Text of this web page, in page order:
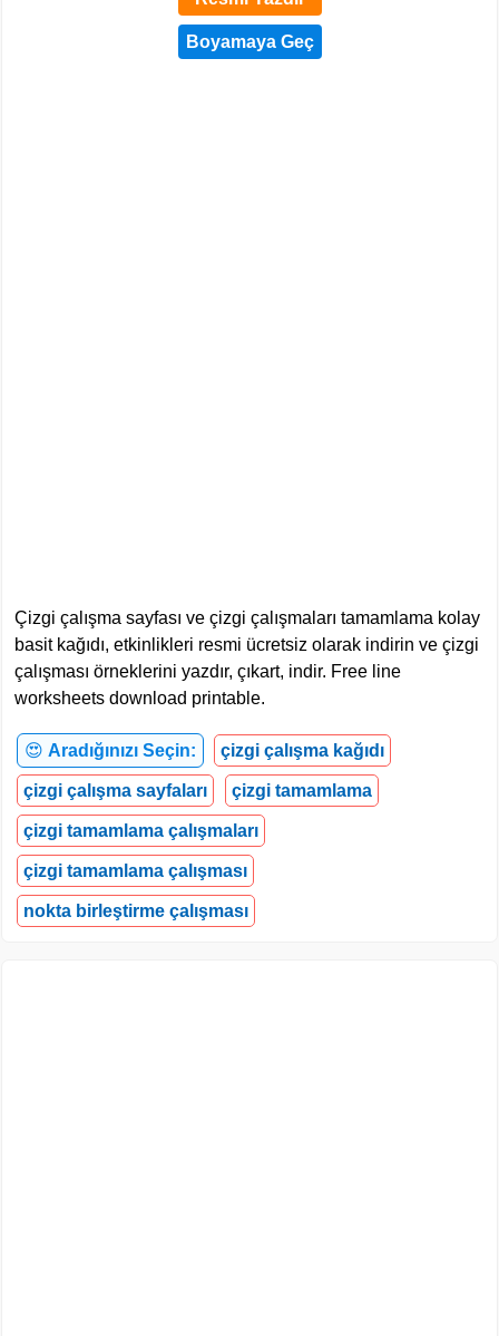
Çizgi çalışma sayfası ve çizgi çalışmaları tamamlama kolay
basit kağıdı, etkinlikleri resmi ücretsiz olarak indirin ve çizgi
çalışması örneklerini yazdır, çıkart, indir. Free line
worksheets download printable.
😍 Aradığınızı Seçin: çizgi çalışma kağıdı
çizgi çalışma sayfaları çizgi tamamlama
çizgi tamamlama çalışmaları
çizgi tamamlama çalışması
nokta birleştirme çalışması